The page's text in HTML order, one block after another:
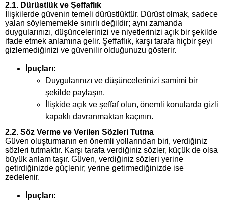
2.1. Dürüstlük ve Şeffaflık
İlişkilerde güvenin temeli dürüstlüktür. Dürüst olmak, sadece
yalan söylememekle sınırlı değildir; aynı zamanda
duygularınızı, düşüncelerinizi ve niyetlerinizi açık bir şekilde
ifade etmek anlamına gelir. Şeffaflık, karşı tarafa hiçbir şeyi
gizlemediğinizi ve güvenilir olduğunuzu gösterir.
İpuçları:
Duygularınızı ve düşüncelerinizi samimi bir
şekilde paylaşın.
İlişkide açık ve şeffaf olun, önemli konularda gizli
kapaklı davranmaktan kaçının.
2.2. Söz Verme ve Verilen Sözleri Tutma
Güven oluşturmanın en önemli yollarından biri, verdiğiniz
sözleri tutmaktır. Karşı tarafa verdiğiniz sözler, küçük de olsa
büyük anlam taşır. Güven, verdiğiniz sözleri yerine
getirdiğinizde güçlenir; yerine getirmediğinizde ise
zedelenir.
İpuçları: